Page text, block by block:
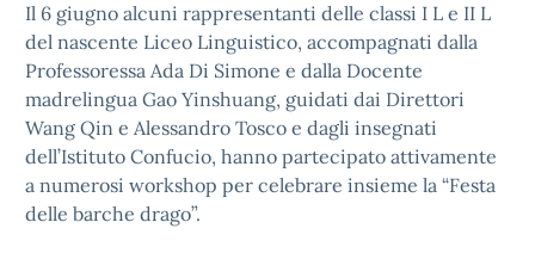
Il 6 giugno alcuni rappresentanti delle classi I L e II L
del nascente Liceo Linguistico, accompagnati dalla
Professoressa Ada Di Simone e dalla Docente
madrelingua Gao Yinshuang, guidati dai Direttori
Wang Qin e Alessandro Tosco e dagli insegnati
dell’Istituto Confucio, hanno partecipato attivamente
a numerosi workshop per celebrare insieme la “Festa
delle barche drago”.